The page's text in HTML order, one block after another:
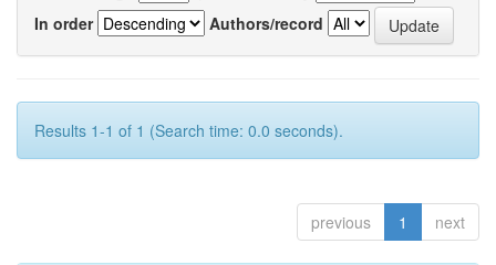
In order
Authors/record
Results 1-1 of 1 (Search time: 0.0 seconds).
previous 1 next